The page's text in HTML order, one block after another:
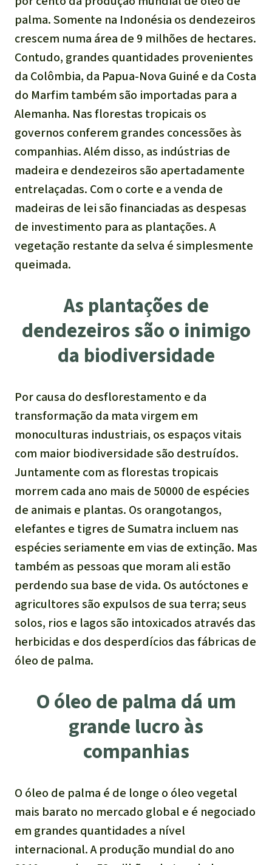
palma. Somente na Indonésia os dendezeiros
crescem numa área de 9 milhões de hectares.
Contudo, grandes quantidades provenientes
da Colômbia, da Papua-Nova Guiné e da Costa
do Marfim também são importadas para a
Alemanha. Nas florestas tropicais os
governos conferem grandes concessões às
companhias. Além disso, as indústrias de
madeira e dendezeiros são apertadamente
entrelaçadas. Com o corte e a venda de
madeiras de lei são financiadas as despesas
de investimento para as plantações. A
vegetação restante da selva é simplesmente
queimada.
As plantações de
dendezeiros são o inimigo
da biodiversidade
Por causa do desflorestamento e da
transformação da mata virgem em
monoculturas industriais, os espaços vitais
com maior biodiversidade são destruídos.
Juntamente com as florestas tropicais
morrem cada ano mais de 50000 de espécies
de animais e plantas. Os orangotangos,
elefantes e tigres de Sumatra incluem nas
espécies seriamente em vias de extinção. Mas
também as pessoas que moram ali estão
perdendo sua base de vida. Os autóctones e
agricultores são expulsos de sua terra; seus
solos, rios e lagos são intoxicados através das
herbicidas e dos desperdícios das fábricas de
óleo de palma.
O óleo de palma dá um
grande lucro às
companhias
O óleo de palma é de longe o óleo vegetal
mais barato no mercado global e é negociado
em grandes quantidades a nível
internacional. A produção mundial do ano